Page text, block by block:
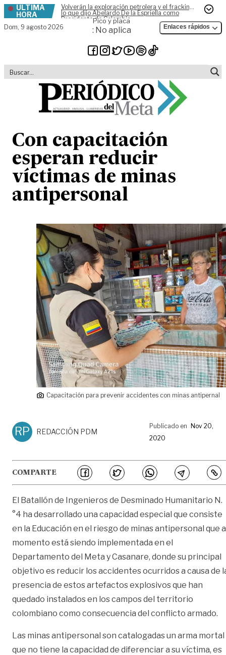
Skip to content
ÚLTIMA
HORA
Volverán la exploración petrolera y el fracking,
lo que dijo Abelardo De la Espriella como
Presidente de Colombia
Dom, 9 agosto 2026
Pico y placa
: No aplica Enlaces rápidos
Con capacitación
esperan reducir
víctimas de minas
antipersonal
Capacitación para prevenir accidentes con minas antipernal
RP REDACCIÓN PDM
Publicado en Nov 20,
2020
COMPARTE
El Batallón de Ingenieros de Desminado Humanitario N.
°4 ha desarrollado una capacidad especial que consiste
en la Educación en el riesgo de minas antipersonal que
momento está siendo implementada en el
Departamento del Meta y Casanare, donde su principal
objetivo es reducir los accidentes ocurridos a causa de
presencia de estos artefactos explosivos que han
quedado instalados en los campos del territorio
colombiano como consecuencia del conflicto armado.
Las minas antipersonal son catalogadas un arma mortal
que no tiene la capacidad de diferenciar a su víctima, es